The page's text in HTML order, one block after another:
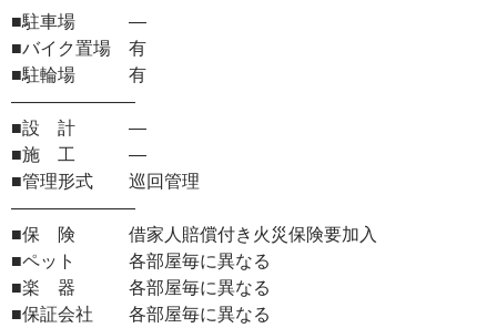
■駐車場 ―
■バイク置場 有
■駐輪場 有
―――――――
■設 計 ―
■施 工 ―
■管理形式 巡回管理
―――――――
■保 険 借家人賠償付き火災保険要加入
■ペット 各部屋毎に異なる
■楽 器 各部屋毎に異なる
■保証会社 各部屋毎に異なる